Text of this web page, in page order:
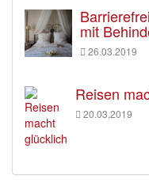
mit
26.03.2019
Reisen
20.03.2019